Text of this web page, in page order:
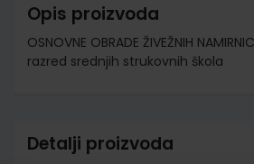
Opis proizvoda
OSNOVNE OBRADE ŽIVEŽNIH
razred srednjih strukovnih škola
Detalji proizvoda